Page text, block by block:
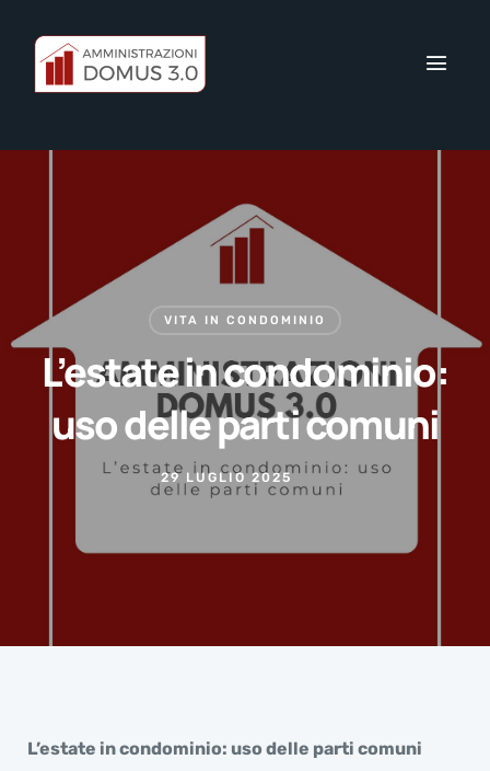
VITA IN CONDOMINIO
L’estate in condominio:
uso delle parti comuni
29 LUGLIO 2025
L’estate in condominio: uso delle parti comuni